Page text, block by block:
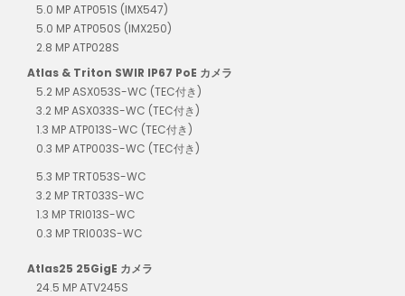
5.0 MP ATP051S (IMX547)
5.0 MP ATP050S (IMX250)
2.8 MP ATP028S
Atlas & Triton SWIR IP67 PoE カメラ
5.2 MP ASX053S-WC (TEC付き)
3.2 MP ASX033S-WC (TEC付き)
1.3 MP ATP013S-WC (TEC付き)
0.3 MP ATP003S-WC (TEC付き)
5.3 MP TRT053S-WC
3.2 MP TRT033S-WC
1.3 MP TRI013S-WC
0.3 MP TRI003S-WC
Atlas25 25GigE カメラ
24.5 MP ATV245S